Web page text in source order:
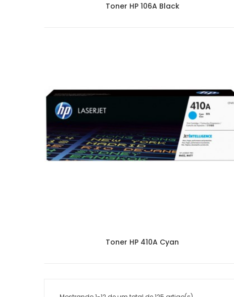
Toner HP 106A Black
Toner HP 410A Cyan